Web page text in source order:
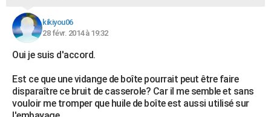
kikiyou06
28 févr. 2014 à 19:32
Oui je suis d'accord.
Est ce que une vidange de boîte pourrait peut être faire
disparaître ce bruit de casserole? Car il me semble et sans
vouloir me tromper que huile de boîte est aussi utilisé sur